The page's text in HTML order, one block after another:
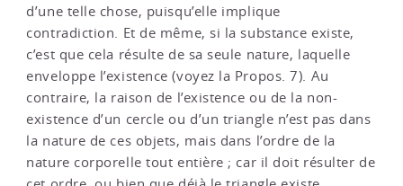
d’une telle chose, puisqu’elle implique
contradiction. Et de même, si la substance existe,
c’est que cela résulte de sa seule nature, laquelle
enveloppe l’existence (voyez la Propos. 7). Au
contraire, la raison de l’existence ou de la non-
existence d’un cercle ou d’un triangle n’est pas dans
la nature de ces objets, mais dans l’ordre de la
nature corporelle tout entière ; car il doit résulter de